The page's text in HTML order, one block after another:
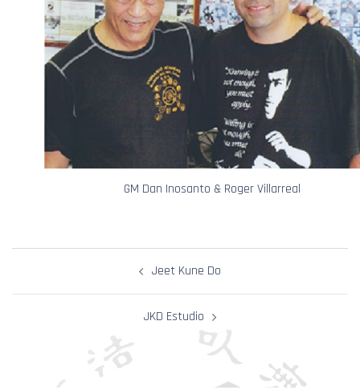
GM Dan Inosanto & Roger Villarreal
Jeet Kune Do
JKD Estudio